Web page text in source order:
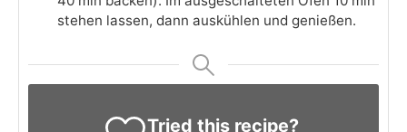
stehen lassen, dann auskühlen und genießen.
Tried this recipe?